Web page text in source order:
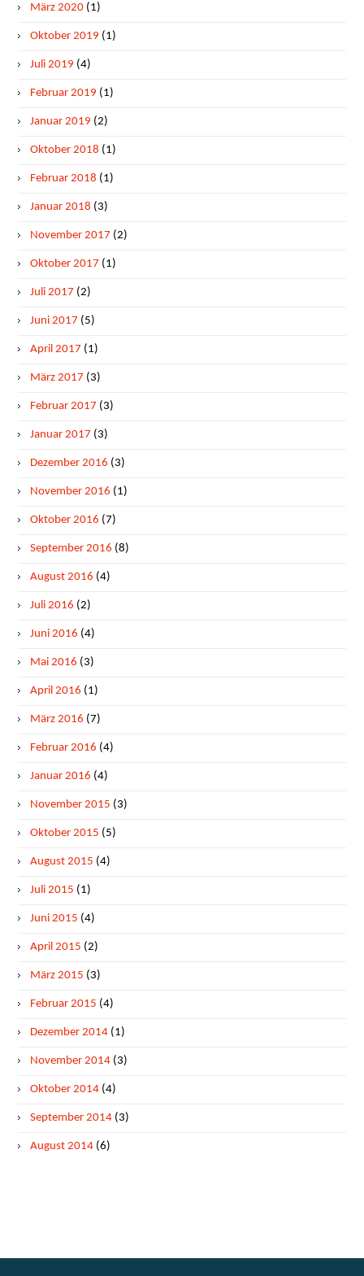
März 2020 (1)
Oktober 2019 (1)
Juli 2019 (4)
Februar 2019 (1)
Januar 2019 (2)
Oktober 2018 (1)
Februar 2018 (1)
Januar 2018 (3)
November 2017 (2)
Oktober 2017 (1)
Juli 2017 (2)
Juni 2017 (5)
April 2017 (1)
März 2017 (3)
Februar 2017 (3)
Januar 2017 (3)
Dezember 2016 (3)
November 2016 (1)
Oktober 2016 (7)
September 2016 (8)
August 2016 (4)
Juli 2016 (2)
Juni 2016 (4)
Mai 2016 (3)
April 2016 (1)
März 2016 (7)
Februar 2016 (4)
Januar 2016 (4)
November 2015 (3)
Oktober 2015 (5)
August 2015 (4)
Juli 2015 (1)
Juni 2015 (4)
April 2015 (2)
März 2015 (3)
Februar 2015 (4)
Dezember 2014 (1)
November 2014 (3)
Oktober 2014 (4)
September 2014 (3)
August 2014 (6)